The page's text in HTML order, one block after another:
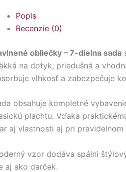
Popis
Recenzie (0)
obliečky – 7-dielna sada
na dotyk, priedušná a
vlhkosť a zabezpečuje
obsahuje kompletné
plachtu. Vďaka
aj vlastnosti aj pri pravidelnom
vzor dodáva spálni
aj ako darček.